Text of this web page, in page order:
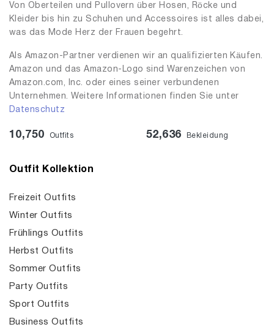
Von Oberteilen und Pullovern über Hosen, Röcke und
Kleider bis hin zu Schuhen und Accessoires ist alles dabei,
was das Mode Herz der Frauen begehrt.
Als Amazon-Partner verdienen wir an qualifizierten Käufen.
Amazon und das Amazon-Logo sind Warenzeichen von
Amazon.com, Inc. oder eines seiner verbundenen
Unternehmen. Weitere Informationen finden Sie unter
Datenschutz
10,750 Outfits 52,636 Bekleidung
Outfit Kollektion
Freizeit Outfits
Winter Outfits
Frühlings Outfits
Herbst Outfits
Sommer Outfits
Party Outfits
Sport Outfits
Business Outfits